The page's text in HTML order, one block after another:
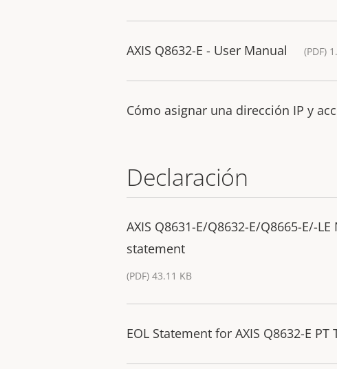
AXIS Q8632-E - User Manual (PDF)
Cómo asignar una dirección IP y
Declaración
AXIS Q8631-E/Q8632-E/Q8665-E/-
statement
(PDF) 43.11 KB
EOL Statement for AXIS Q8632-E